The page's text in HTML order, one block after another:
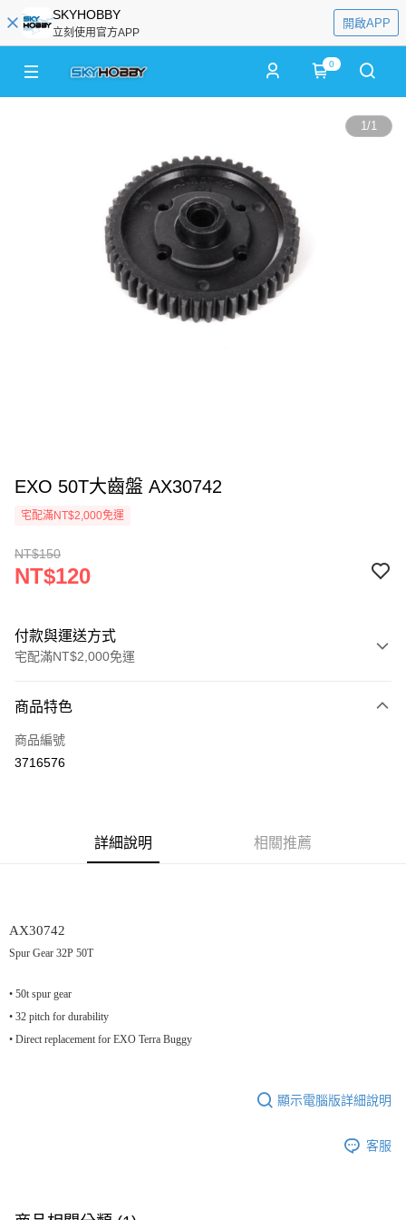
SKYHOBBY
立刻使用官方APP
開啟APP
0
1/1
EXO 50T大齒盤 AX30742
宅配滿NT$2,000免運
NT$150
NT$120
付款與運送方式
宅配滿NT$2,000免運
信用卡一次付款
LINE Pay
宅配
每筆NT$100，滿NT$2,000(含以上)免運費
商品特色
商品編號
3716576
詳細說明 相關推薦
AX30742
Spur Gear 32P 50T
• 50t spur gear
• 32 pitch for durability
• Direct replacement for EXO Terra Buggy
顯示電腦版詳細說明
客服